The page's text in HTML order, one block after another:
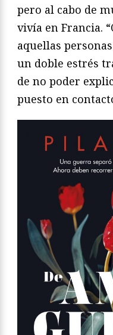
pero al cabo de
vivía en Francia.
aquellas
un doble estrés
de no poder
puesto en